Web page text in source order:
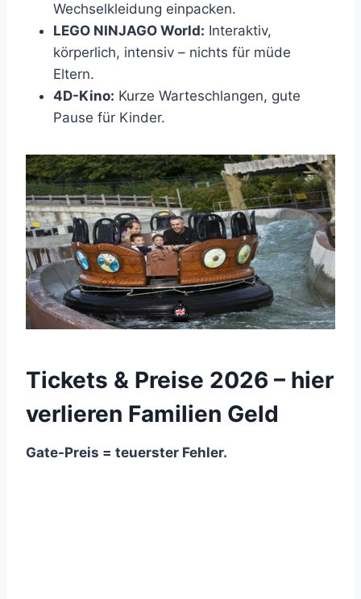
Wechselkleidung einpacken.
LEGO NINJAGO World: Interaktiv,
körperlich, intensiv – nichts für müde
Eltern.
4D-Kino: Kurze Warteschlangen, gute
Pause für Kinder.
Tickets & Preise 2026 – hier
verlieren Familien Geld
Gate-Preis = teuerster Fehler.